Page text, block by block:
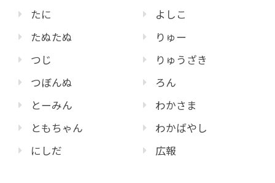
たに
たぬたぬ
つじ
つぼんぬ
とーみん
ともちゃん
にしだ
よしこ
りゅー
りゅうざき
ろん
わかさま
わかばやし
広報